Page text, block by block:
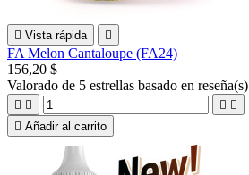
 Vista rápida 
FA Melon Cantaloupe (FA24)
156,20 $
Valorado de 5 estrellas basado en reseña(s)
   
 Añadir al carrito